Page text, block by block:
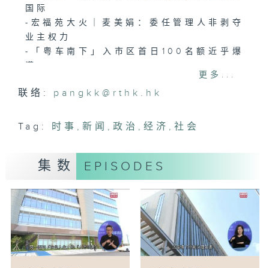
国际
-宏福苑大火｜麦美娟：委任管理人非剥夺
业主权力
-「粤车南下」入市区首日100名额近乎爆
-中九龙绕道(油麻地段)通车首个工作日大
致畅顺
次经各管制站出入境
-诺和工程公司9人被捕警检45张伪造证书
-公院病理学检验推共付模式大部分检查免
费
-港大团队：圣诞新年较易传播甲流吁尽快
打疫苗
-圣诞市面情况
更多...
联络: pangkk@rthk.hk
Tag: 时事 ,新闻 ,政治 ,经济 ,社会
集数 EPISODES